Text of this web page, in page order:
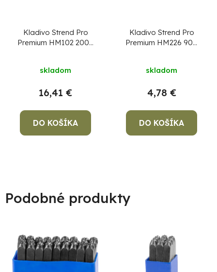
Kladivo Strend Pro
Premium HM102 2000
skladom
16,41 €
DO KOŠÍKA
Kladivo Strend Pro
Premium HM226 900
360mm
skladom
4,78 €
DO KOŠÍKA
Podobné produkty